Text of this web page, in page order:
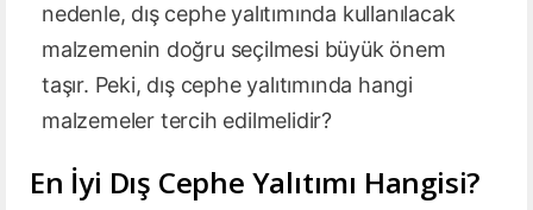
nedenle, dış cephe yalıtımında kullanılacak
malzemenin doğru seçilmesi büyük önem
taşır. Peki, dış cephe yalıtımında hangi
malzemeler tercih edilmelidir?
En İyi Dış Cephe Yalıtımı Hangisi?